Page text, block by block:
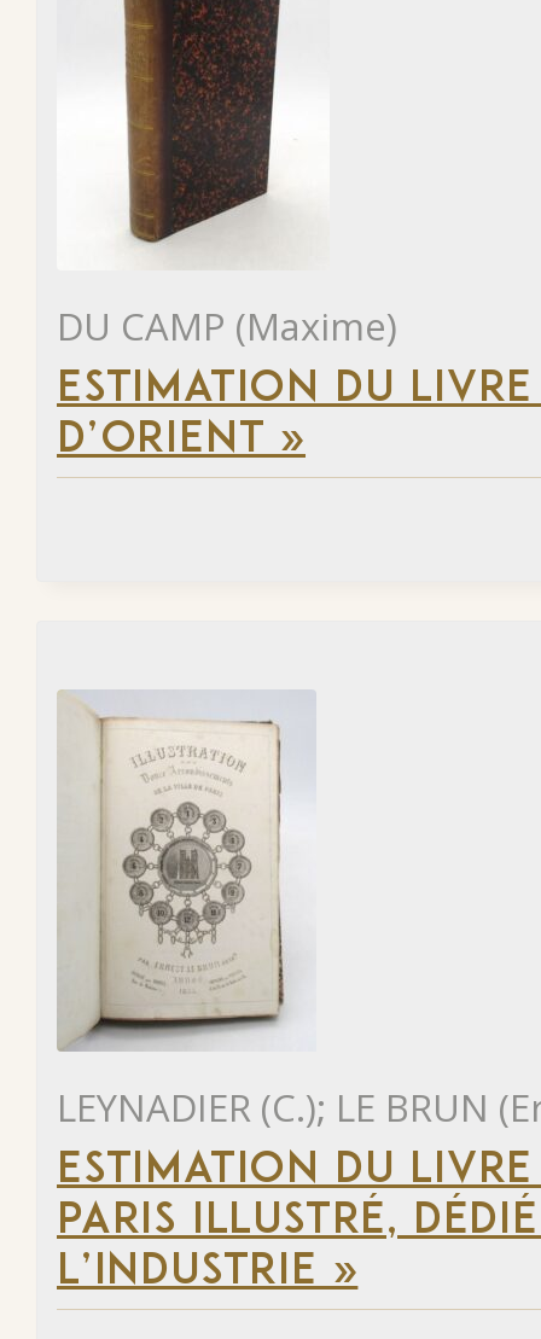
DU CAMP (Maxime)
ESTIMATION DU
D’ORIENT »
LEYNADIER (C.); LE BRUN
ESTIMATION DU
PARIS ILLUSTRÉ,
L’INDUSTRIE »